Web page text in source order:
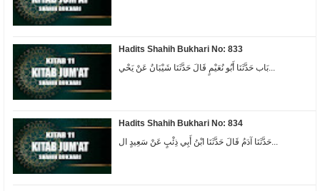
Hadits Shahih Bukhari No: 833
بَاب حَدَّثَنَا أَبُو نُعَيْمٍ قَالَ حَدَّثَنَا شَيْبَانُ عَنْ يَحْي...
Hadits Shahih Bukhari No: 834
حَدَّثَنَا آدَمُ قَالَ حَدَّثَنَا ابْنُ أَبِي ذِئْبٍ عَنْ سَعِيدٍ ال...